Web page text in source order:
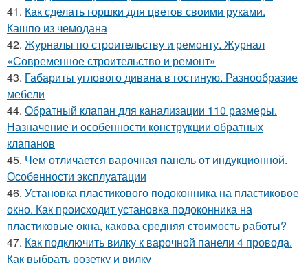
41. Как сделать горшки для цветов своими руками.
Кашпо из чемодана
42. Журналы по строительству и ремонту. Журнал
«Современное строительство и ремонт»
43. Габариты углового дивана в гостиную. Разнообразие
мебели
44. Обратный клапан для канализации 110 размеры.
Назначение и особенности конструкции обратных
клапанов
45. Чем отличается варочная панель от индукционной.
Особенности эксплуатации
46. Установка пластикового подоконника на пластиковое
окно. Как происходит установка подоконника на
пластиковые окна, какова средняя стоимость работы?
47. Как подключить вилку к варочной панели 4 провода.
Как выбрать розетку и вилку